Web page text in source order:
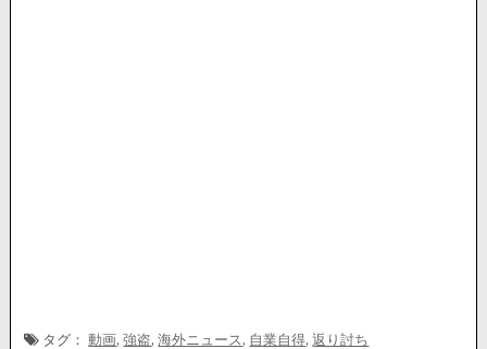
タグ：動画,強盗,海外ニュース , 自業自得,返り討ち